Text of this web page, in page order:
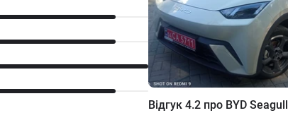
Відгук 4.2 про BYD Seagull